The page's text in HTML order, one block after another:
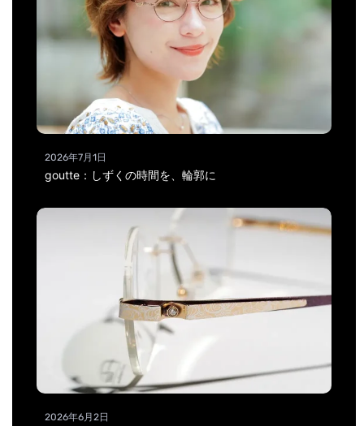
2026年7月1日
goutte：しずくの時間を、輪郭に
2026年6月2日